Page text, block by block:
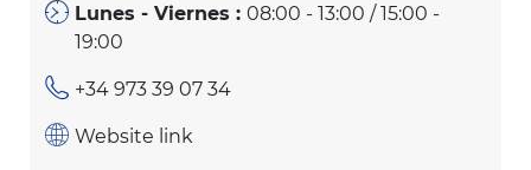
Lunes - Viernes :08:00 - 13:00 / 15:00 -
19:00
+34 973 39 07 34
Website link